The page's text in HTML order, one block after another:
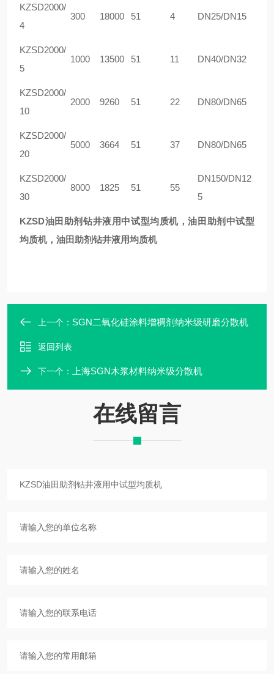
KZSD2000/
4
300 18000 51 4 DN25/DN15
KZSD2000/
5
1000 13500 51 11 DN40/DN32
KZSD2000/
10
2000 9260 51 22 DN80/DN65
KZSD2000/
20
5000 3664 51 37 DN80/DN65
KZSD2000/
30
8000 1825 51 55
DN150/DN12
5
KZSD油田助剂钻井液用中试型均质机，油田助剂中试型
均质机， 油田助剂钻井液用均质机
上一个： SGN二氧化硅涂料增稠剂纳米级研磨分散机
返回列表
下一个： 上海SGN木浆材料纳米级分散机
在线留言